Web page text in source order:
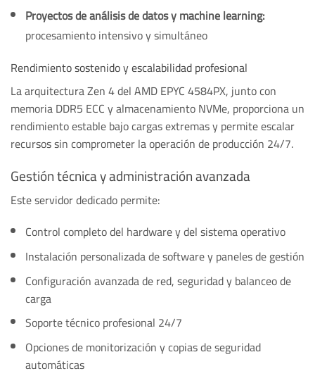
Proyectos de análisis de datos y machine learning:
procesamiento intensivo y simultáneo
Rendimiento sostenido y escalabilidad profesional
La arquitectura Zen 4 del AMD EPYC 4584PX, junto con
memoria DDR5 ECC y almacenamiento NVMe, proporciona un
rendimiento estable bajo cargas extremas y permite escalar
recursos sin comprometer la operación de producción 24/7.
Gestión técnica y administración avanzada
Este servidor dedicado permite:
Control completo del hardware y del sistema operativo
Instalación personalizada de software y paneles de gestión
Configuración avanzada de red, seguridad y balanceo de
carga
Soporte técnico profesional 24/7
Opciones de monitorización y copias de seguridad
automáticas